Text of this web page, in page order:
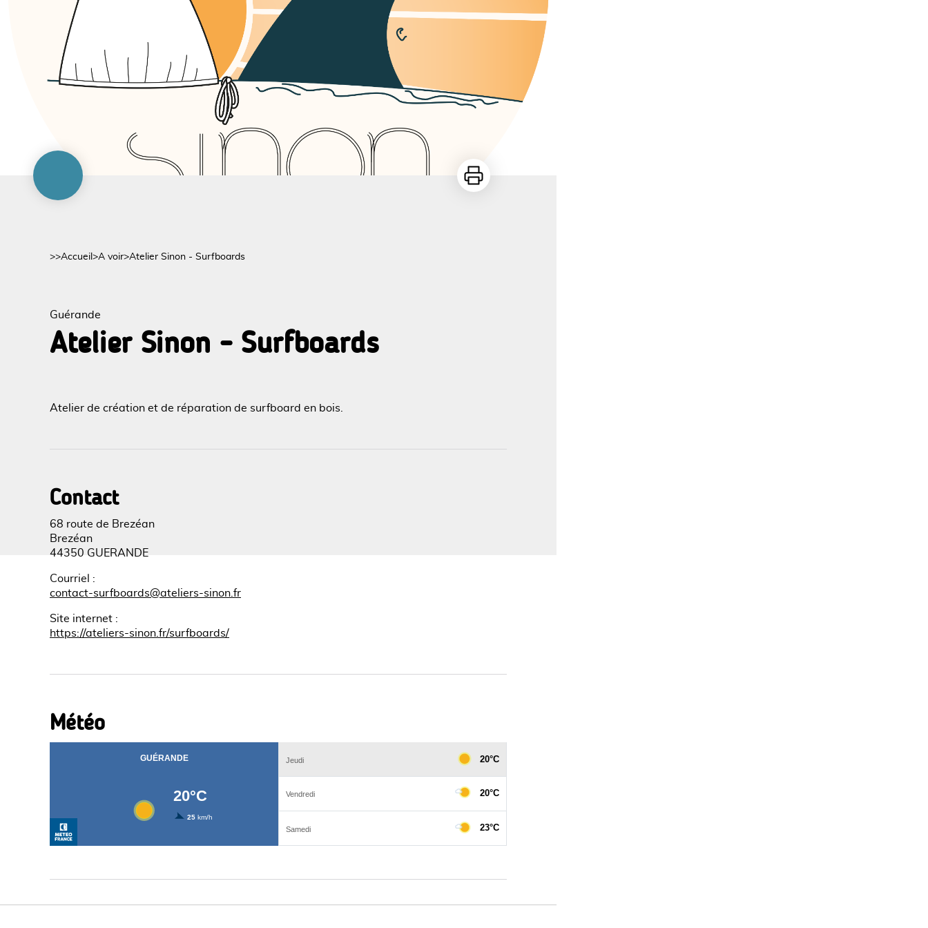
Imprimer
>>Accueil >A voir>Atelier Sinon - Surfboards
Guérande
Atelier Sinon - Surfboards
Atelier de création et de réparation de surfboard en bois.
Contact
68 route de Brezéan
Brezéan
44350 GUERANDE
Courriel
:
contact-surfboards@ateliers-sinon.fr
Site internet :
https://ateliers-sinon.fr/surfboards/
Météo